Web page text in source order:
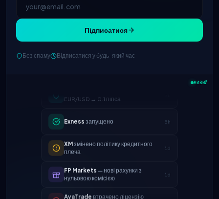
Підписатися
Без спаму Відписатися у будь-який час
ЖИВИЙ
Exness запущено
XMзмінено політику кредитного
FP Markets
AvaTradeвтрачено ліцензію